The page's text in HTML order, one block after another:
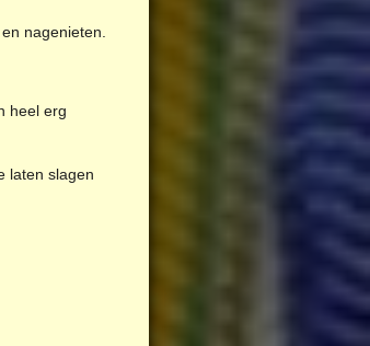
nagenieten.
heel erg
laten slagen